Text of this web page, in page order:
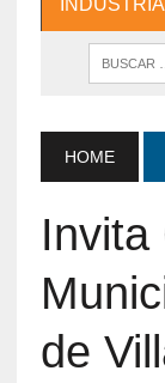
HOME
Invita
de